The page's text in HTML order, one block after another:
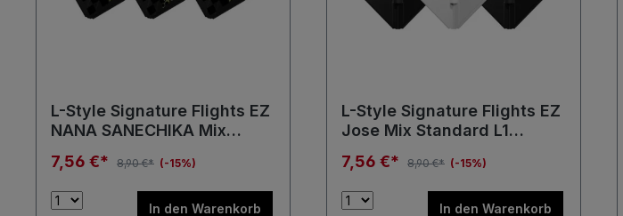
L-Style Signature Flights EZ
NANA SANECHIKA Mix
7,56 €* 8,90 €* (-15%)
In den Warenkorb
L-Style Signature Flights EZ
Jose Mix Standard L1
7,56 €* 8,90 €* (-15%)
In den Warenkorb